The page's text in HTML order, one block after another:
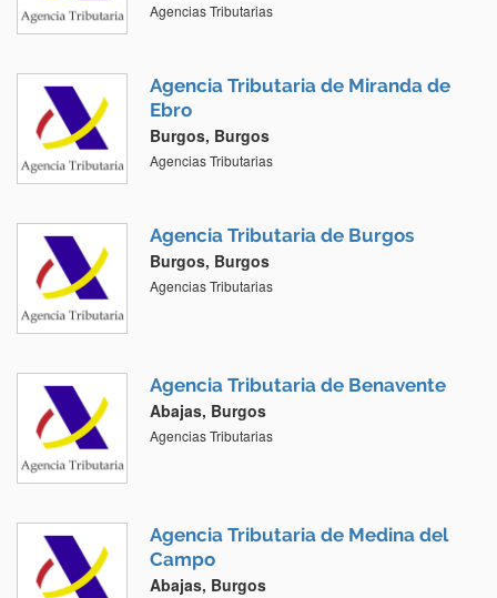
Agencias Tributarias
Agencia Tributaria de Miranda de
Ebro
Burgos, Burgos
Agencias Tributarias
Agencia Tributaria de Burgos
Burgos, Burgos
Agencias Tributarias
Agencia Tributaria de Benavente
Abajas, Burgos
Agencias Tributarias
Agencia Tributaria de Medina del
Campo
Abajas, Burgos